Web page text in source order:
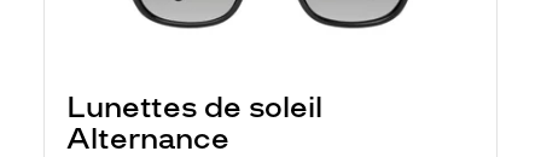
Lunettes de soleil
Alternance